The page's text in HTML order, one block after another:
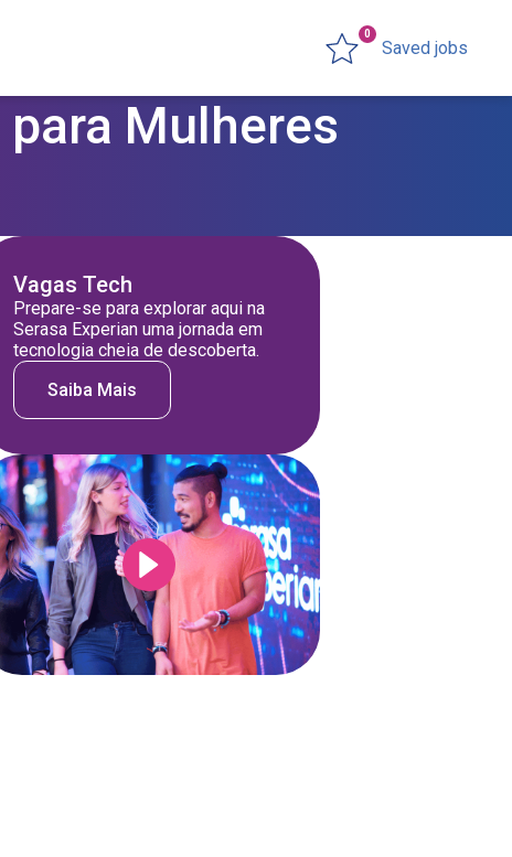
Saved jobs
0
Mulheres
Vagas Tech
Prepare-se para explorar aqui na
Serasa Experian uma jornada em
tecnologia cheia de descoberta.
Saiba Mais